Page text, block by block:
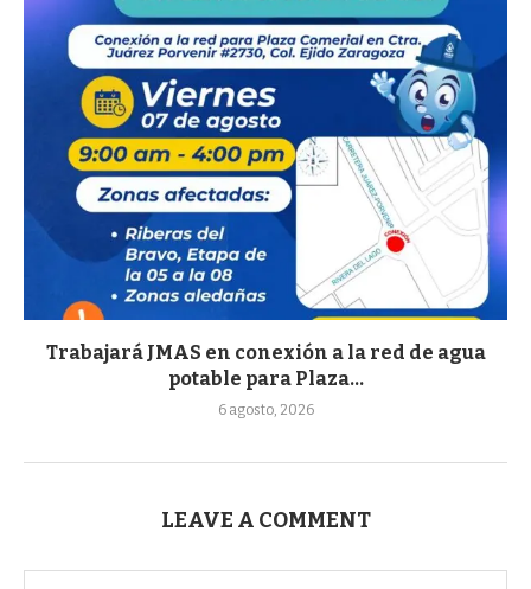
Trabajará JMAS en conexión a la red de agua
potable para Plaza...
6 agosto, 2026
LEAVE A COMMENT